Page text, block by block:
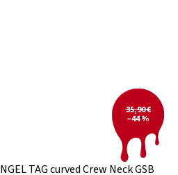
35,90 €
–44 %
TAG curved Crew Neck GSB